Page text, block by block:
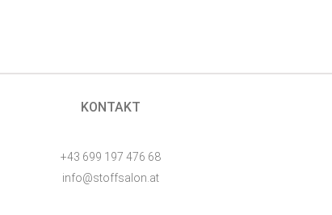
KONTAKT
+43 699 197 476 68
info@stoffsalon.at